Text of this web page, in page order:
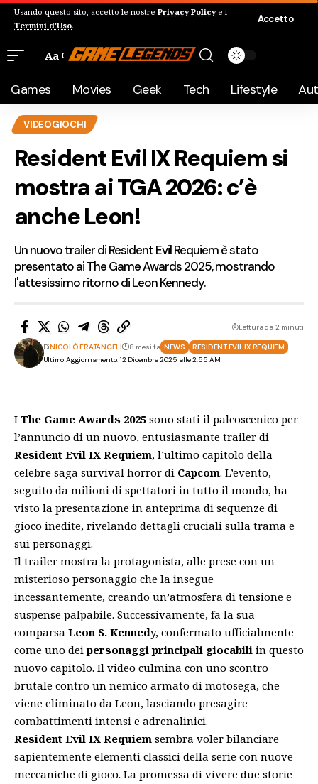
Usando questo sito, accetto le nostre Privacy Policye i
Termini d'Uso.
Accetto
Aa
Games Movies Geek Tech Lifestyle
VIDEOGIOCHI
Resident Evil IX Requiem si
mostra ai TGA 2026: c’è
anche Leon!
Un nuovo trailer di Resident Evil Requiem è stato
presentato ai The Game Awards 2025, mostrando
l'attesissimo ritorno di Leon Kennedy.
Ultimo Aggiornamento: 12 Dicembre 2025 alle 2:55 AM
DiNICOLÒ FRATANGELI 8 mesi fa NEWS RESIDENT EVIL IX REQUIEM
Lettura da 2 minuti
I The Game Awards 2025 sono stati il palcoscenico per
l’annuncio di un nuovo, entusiasmante trailer di
Resident Evil IX Requiem, l’ultimo capitolo della
celebre saga survival horror di Capcom. L’evento,
seguito da milioni di spettatori in tutto il mondo, ha
visto la presentazione in anteprima di sequenze di
gioco inedite, rivelando dettagli cruciali sulla trama e
sui personaggi.
Il trailer mostra la protagonista, alle prese con un
misterioso personaggio che la insegue
incessantemente, creando un’atmosfera di tensione e
suspense palpabile. Successivamente, fa la sua
comparsa Leon S. Kennedy, confermato ufficialmente
come uno deipersonaggi principali giocabili in questo
nuovo capitolo. Il video culmina con uno scontro
brutale contro un nemico armato di motosega, che
viene eliminato da Leon, lasciando presagire
combattimenti intensi e adrenalinici.
Resident Evil IX Requiem sembra voler bilanciare
sapientemente elementi classici della serie con nuove
meccaniche di gioco. La promessa di vivere due storie